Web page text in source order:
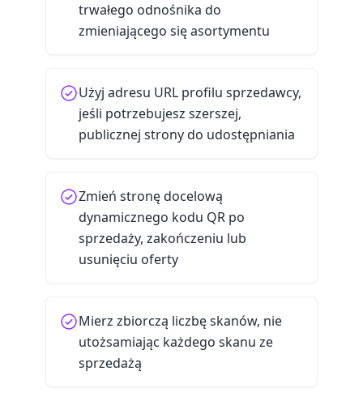
trwałego odnośnika do
zmieniającego się asortymentu
Użyj adresu URL profilu sprzedawcy,
jeśli potrzebujesz szerszej,
publicznej strony do udostępniania
Zmień stronę docelową
dynamicznego kodu QR po
sprzedaży, zakończeniu lub
usunięciu oferty
Mierz zbiorczą liczbę skanów, nie
utożsamiając każdego skanu ze
sprzedażą